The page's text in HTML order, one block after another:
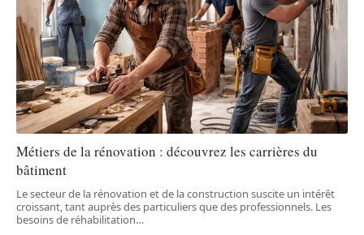
Métiers de la rénovation : découvrez les carrières du
bâtiment
Le secteur de la rénovation et de la construction suscite un intérêt
croissant, tant auprès des particuliers que des professionnels. Les
besoins de réhabilitation…